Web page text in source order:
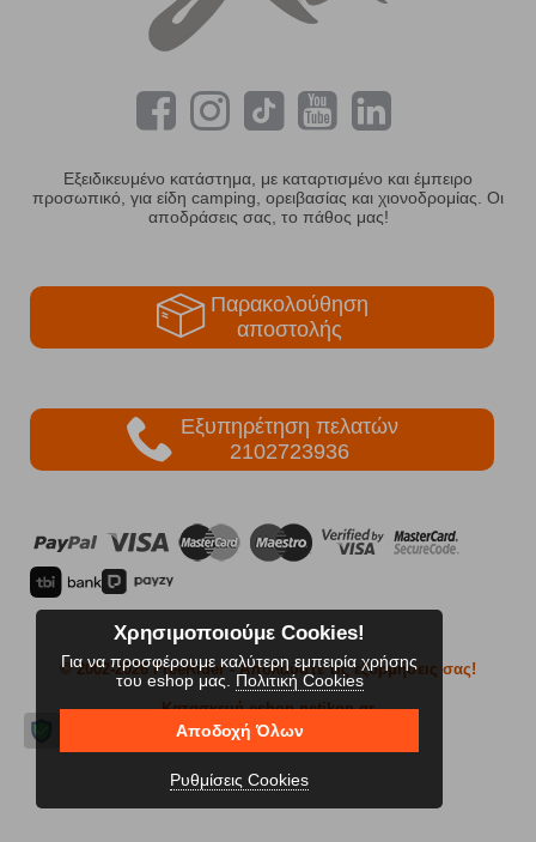
Εξειδικευμένο κατάστημα, με καταρτισμένο και έμπειρο
προσωπικό, για είδη camping, ορειβασίας και χιονοδρομίας. Οι
αποδράσεις σας, το πάθος μας!
Παρακολούθηση
αποστολής
Εξυπηρέτηση πελατών
2102723936
© 2002-2026 FreeRider- Απολαύστε τις εξορμήσεις σας!
Κατασκευή eshop netikon.gr
Χρησιμοποιούμε Cookies!
Για να προσφέρουμε καλύτερη εμπειρία χρήσης
του eshop μας. Πολιτική Cookies
Αποδοχή Όλων
Ρυθμίσεις Cookies